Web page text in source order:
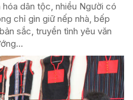
hóa dân tộc, nhiều Người có
chỉ gìn giữ nếp nhà, bếp
sắc, truyền tình yêu văn